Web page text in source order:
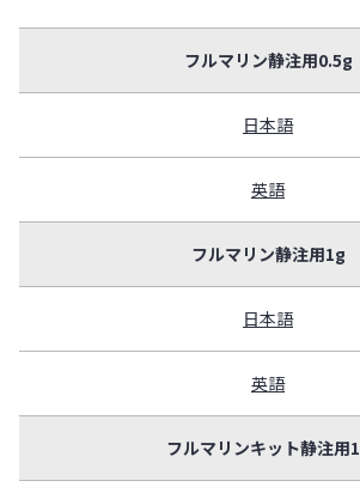
フルマリン静注用0.5g
日本語
英語
フルマリン静注用1g
日本語
英語
フルマリンキット静注用